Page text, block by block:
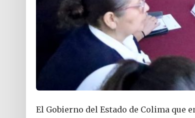
El Gobierno del Estado de Colima que